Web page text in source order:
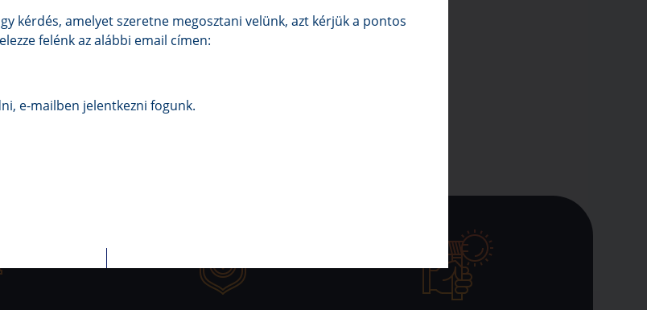
kérdés, amelyet szeretne megosztani velünk, azt kérjük a pontos
felénk az alábbi email címen:
e-mailben jelentkezni fogunk.